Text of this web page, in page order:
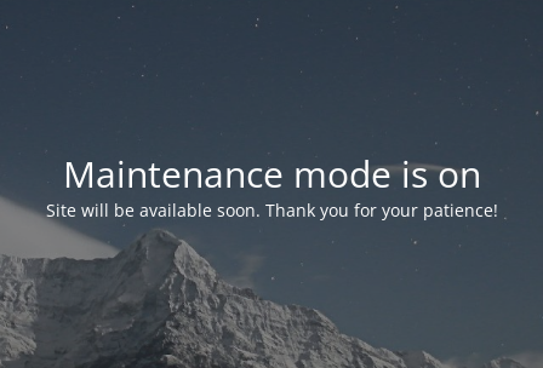
Maintenance mode is on
Site will be available soon. Thank you for your patience!